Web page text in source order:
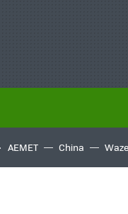
AEMET China Waze